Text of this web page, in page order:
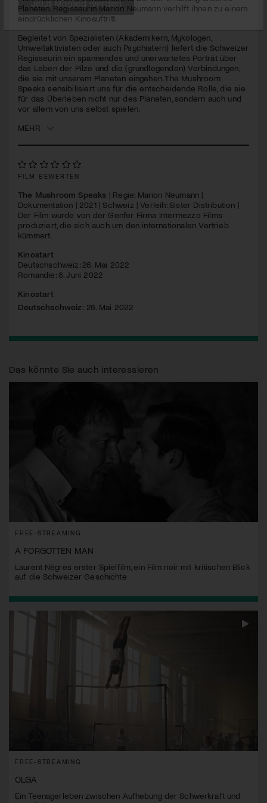
seconds
Planeten. Regisseurin Marion Neumann verhilft ihnen zu einem
eindrücklichen Kinoauftritt.
Begleitet von Spezialisten (Akademikern, Mykologen,
Umweltaktivisten oder auch Psychiatern) liefert die Schweizer
Regisseurin ein spannendes und unerwartetes Porträt über
das Leben der Pilze und die (grundlegenden) Verbindungen,
die sie mit unserem Planeten eingehen. The Mushroom
Speaks sensibilisiert uns für die entscheidende Rolle, die sie
für das Überleben nicht nur des Planeten, sondern auch und
vor allem von uns selbst spielen.
MEHR
FILM BEWERTEN
The Mushroom Speaks | Regie: Marion Neumann |
Dokumentation | 2021 | Schweiz | Verleih: Sister Distribution |
Der Film wurde von der Genfer Firma Intermezzo Films
produziert, die sich auch um den internationalen Vertrieb
kümmert.
Kinostart
Deutschschweiz: 26. Mai 2022
Romandie: 8. Juni 2022
Kinostart
Deutschschweiz: 26. Mai 2022
Das könnte Sie auch interessieren
FREE-STREAMING
A FORGOTTEN MAN
Laurent Nègres erster Spielfilm, ein Film noir mit kritischen Blick
auf die Schweizer Geschichte
FREE-STREAMING
OLGA
Ein Teenagerleben zwischen Aufhebung der Schwerkraft und